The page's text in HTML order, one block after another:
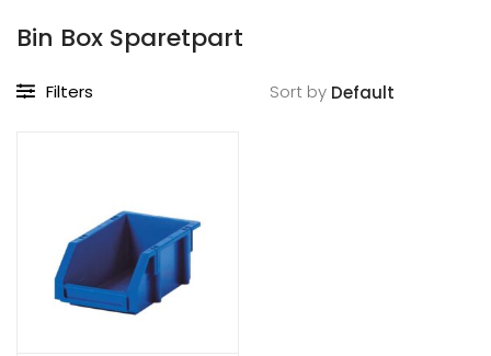
Bin Box Sparetpart
Filters Sort by